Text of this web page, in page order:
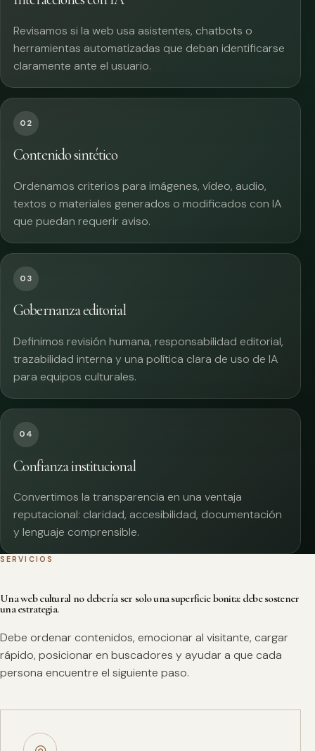
Revisamos si la web usa asistentes, chatbots o
herramientas automatizadas que deban identificarse
claramente ante el usuario.
02
Contenido sintético
Ordenamos criterios para imágenes, vídeo, audio,
textos o materiales generados o modificados con IA
que puedan requerir aviso.
03
Gobernanza editorial
Definimos revisión humana, responsabilidad editorial,
trazabilidad interna y una política clara de uso de IA
para equipos culturales.
04
Confianza institucional
Convertimos la transparencia en una ventaja
reputacional: claridad, accesibilidad, documentación
y lenguaje comprensible.
SERVICIOS
Una web cultural no debería ser solo una superficie bonita: debe sostener
una estrategia.
Debe ordenar contenidos, emocionar al visitante, cargar
rápido, posicionar en buscadores y ayudar a que cada
persona encuentre el siguiente paso.